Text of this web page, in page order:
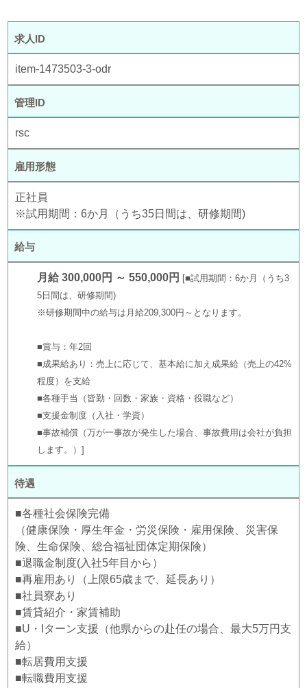
求人ID
item-1473503-3-odr
管理ID
rsc
雇用形態
正社員
※試用期間：6か月（うち35日間は、研修期間)
給与
月給 300,000円 ～ 550,000円
■試用期間：6か月（うち3
5日間は、研修期間)
※研修期間中の給与は月給209,300円～となります。
■賞与：年2回
■成果給あり：売上に応じて、基本給に加え成果給（売上の42%
程度）を支給
■各種手当（皆勤・回数・家族・資格・役職など）
■支援金制度（入社・学資）
■事故補償（万が一事故が発生した場合、事故費用は会社が負担
します。）
待遇
■各種社会保険完備
（健康保険・厚生年金・労災保険・雇用保険、災害保
険、生命保険、総合福祉団体定期保険）
■退職金制度(入社5年目から）
■再雇用あり（上限65歳まで、延長あり）
■社員寮あり
■賃貸紹介・家賃補助
■U・Iターン支援（他県からの赴任の場合、最大5万円支
給）
■転居費用支援
■転職費用支援